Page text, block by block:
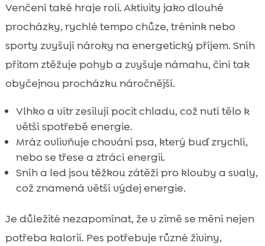
Venčení také hraje roli. Aktivity jako dlouhé
procházky, rychlé tempo chůze, trénink nebo
sporty zvyšují nároky na energetický příjem. Sníh
přitom ztěžuje pohyb a zvyšuje námahu, činí tak
obyčejnou procházku náročnější.
Vlhko a vítr zesilují pocit chladu, což nutí tělo k
větší spotřebě energie.
Mráz ovlivňuje chování psa, který buď zrychlí,
nebo se třese a ztrácí energii.
Sníh a led jsou těžkou zátěží pro klouby a svaly,
což znamená větší výdej energie.
Je důležité nezapomínat, že v zimě se mění nejen
potřeba kalorií. Pes potřebuje různé živiny,